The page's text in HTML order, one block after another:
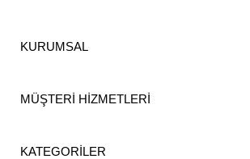
KURUMSAL
MÜŞTERİ HİZMETLERİ
KATEGORİLER